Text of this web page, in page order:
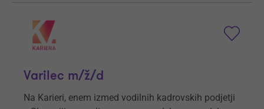
Varilec m/ž/d
Na Karieri, enem izmed vodilnih kadrovskih podjetji